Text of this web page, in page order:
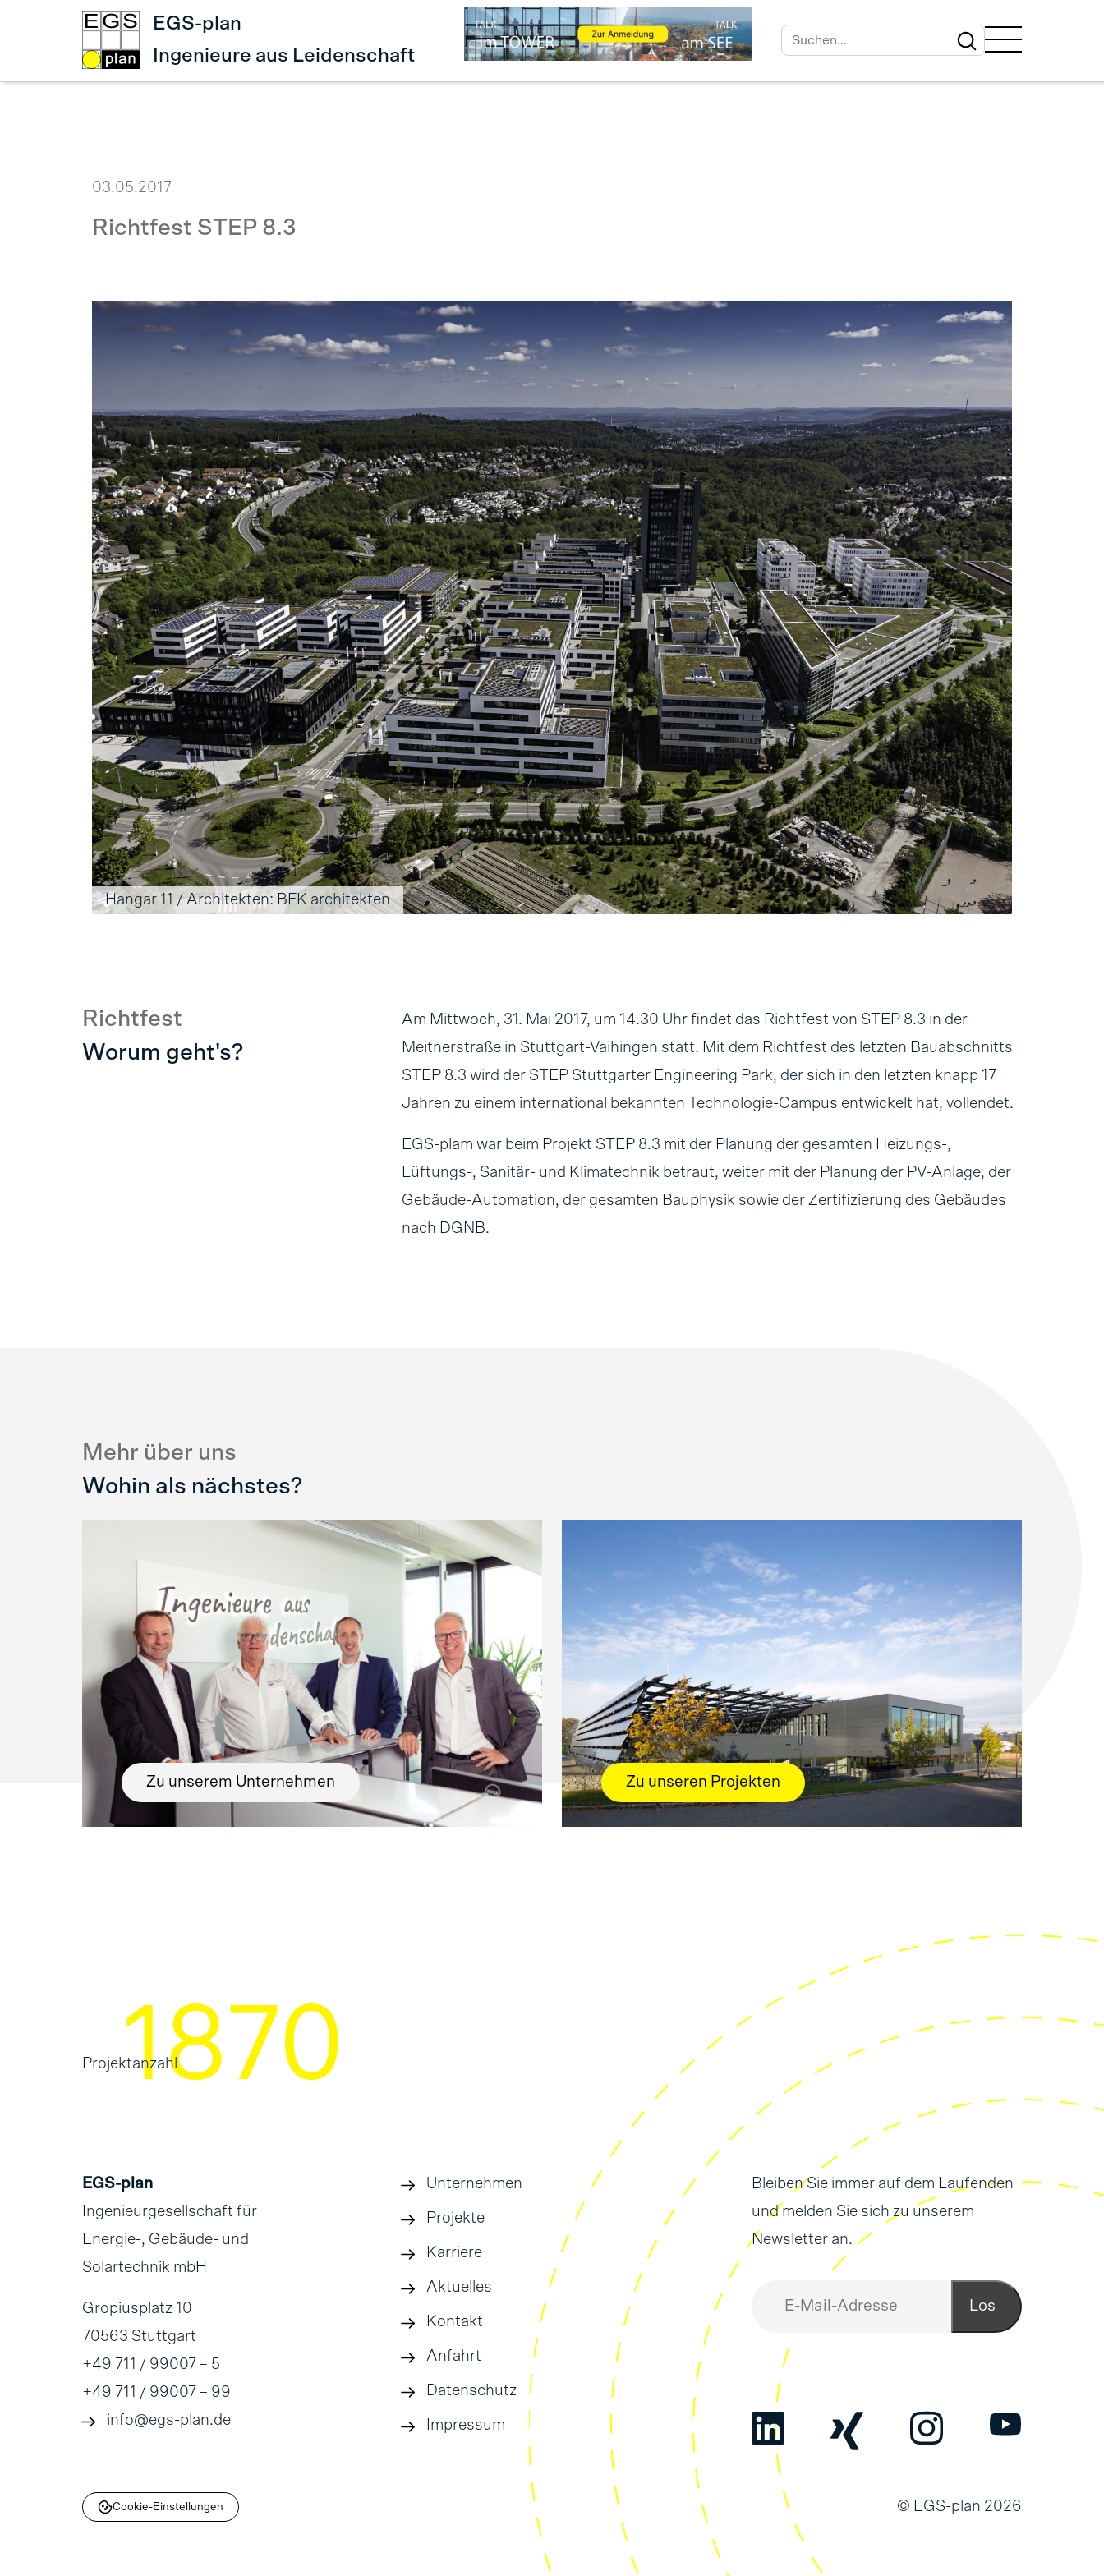
EGS-plan
Ingenieure aus Leidenschaft
03.05.2017
Richtfest STEP 8.3
Hangar 11 / Architekten: BFK architekten
Richtfest
Worum geht's?
Am Mittwoch, 31. Mai 2017, um 14.30 Uhr findet das Richtfest von STEP 8.3 in der
Meitnerstraße in Stuttgart-Vaihingen statt. Mit dem Richtfest des letzten Bauabschnitts
STEP 8.3 wird der STEP Stuttgarter Engineering Park, der sich in den letzten knapp 17
Jahren zu einem international bekannten Technologie-Campus entwickelt hat, vollendet.
EGS-plam war beim Projekt STEP 8.3 mit der Planung der gesamten Heizungs-,
Lüftungs-, Sanitär- und Klimatechnik betraut, weiter mit der Planung der PV-Anlage, der
Gebäude-Automation, der gesamten Bauphysik sowie der Zertifizierung des Gebäudes
nach DGNB.
Mehr über uns
Wohin als nächstes?
Zu unserem Unternehmen Zu unseren Projekten
2475
Projektanzahl
EGS-plan
Ingenieurgesellschaft für
Energie-, Gebäude- und
Solartechnik mbH
Gropiusplatz 10
70563 Stuttgart
+49 711 / 99007 – 5
+49 711 / 99007 – 99
info@egs-plan.de
Unternehmen
Projekte
Karriere
Aktuelles
Kontakt
Anfahrt
Datenschutz
Impressum
Bleiben Sie immer auf dem Laufenden
und melden Sie sich zu unserem
Newsletter an.
Los
Cookie-Einstellungen © EGS-plan 2026